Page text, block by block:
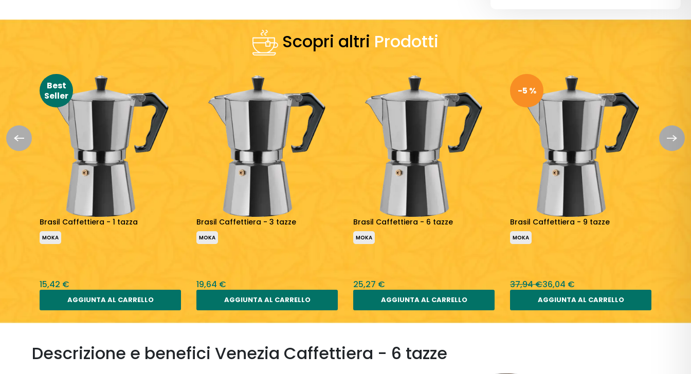
Scopri altri Prodotti
Best
Seller
Brasil Caffettiera - 1 tazza
MOKA
15,42 €
AGGIUNTA AL CARRELLO
Brasil Caffettiera - 3 tazze
MOKA
19,64 €
AGGIUNTA AL CARRELLO
Brasil Caffettiera - 6 tazze
MOKA
25,27 €
AGGIUNTA AL CARRELLO
-5 %
Brasil Caffettiera - 9 tazze
MOKA
37,94 €36,04 €
AGGIUNTA AL CARRELLO
Descrizione e benefici Venezia Caffettiera - 6 tazze